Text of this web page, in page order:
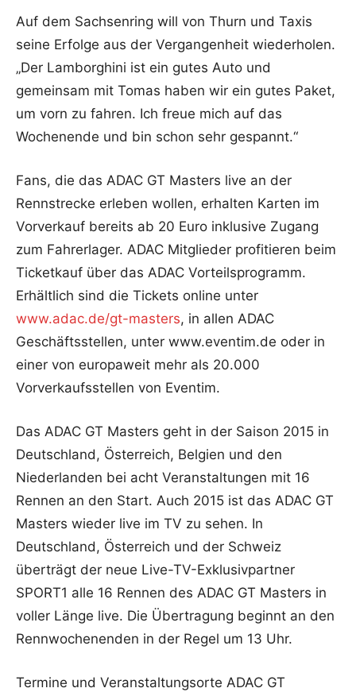
Auf dem Sachsenring will von Thurn und Taxis
seine Erfolge aus der Vergangenheit wiederholen.
„Der Lamborghini ist ein gutes Auto und
gemeinsam mit Tomas haben wir ein gutes Paket,
um vorn zu fahren. Ich freue mich auf das
Wochenende und bin schon sehr gespannt.“
Fans, die das ADAC GT Masters live an der
Rennstrecke erleben wollen, erhalten Karten im
Vorverkauf bereits ab 20 Euro inklusive Zugang
zum Fahrerlager. ADAC Mitglieder profitieren beim
Ticketkauf über das ADAC Vorteilsprogramm.
Erhältlich sind die Tickets online unter
www.adac.de/gt-masters, in allen ADAC
Geschäftsstellen, unter www.eventim.de oder in
einer von europaweit mehr als 20.000
Vorverkaufsstellen von Eventim.
Das ADAC GT Masters geht in der Saison 2015 in
Deutschland, Österreich, Belgien und den
Niederlanden bei acht Veranstaltungen mit 16
Rennen an den Start. Auch 2015 ist das ADAC GT
Masters wieder live im TV zu sehen. In
Deutschland, Österreich und der Schweiz
überträgt der neue Live-TV-Exklusivpartner
SPORT1 alle 16 Rennen des ADAC GT Masters in
voller Länge live. Die Übertragung beginnt an den
Rennwochenenden in der Regel um 13 Uhr.
Termine und Veranstaltungsorte ADAC GT